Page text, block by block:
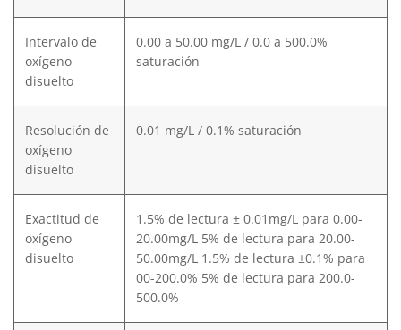
Intervalo de
oxígeno
disuelto
0.00 a 50.00 mg/L / 0.0 a 500.0%
saturación
Resolución de
oxígeno
disuelto
0.01 mg/L / 0.1% saturación
Exactitud de
oxígeno
disuelto
1.5% de lectura ± 0.01mg/L para 0.00-
20.00mg/L 5% de lectura para 20.00-
50.00mg/L 1.5% de lectura ±0.1% para
00-200.0% 5% de lectura para 200.0-
500.0%